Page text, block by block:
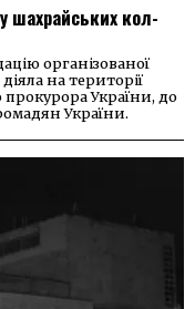
шахрайських кол-
організованої
на території
України, до
України.